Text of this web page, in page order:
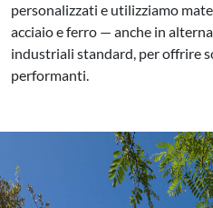
personalizzati e utilizziamo
acciaio e ferro — anche in
industriali standard, per offrire
performanti.